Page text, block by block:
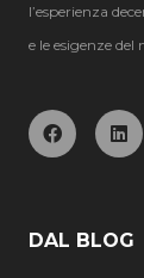
l’esperienza
e le esigenze del
DAL BLOG